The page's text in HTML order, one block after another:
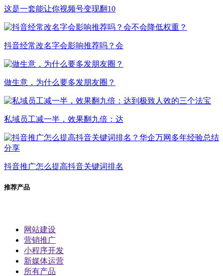
这是一套能让你视频号变现翻10
抖音经常改名字会影响推荐吗？会
做生意，为什么要多发朋友圈？
私域员工减一半，效果翻九倍：达
抖音推广怎么提高抖音关键词排名
推荐产品
网站建设
营销推广
小程序开发
新媒体运营
所有产品